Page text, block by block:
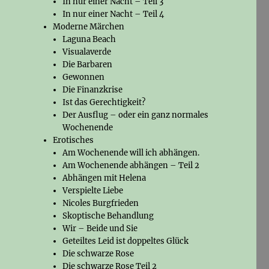
In nur einer Nacht – Teil 4
Moderne Märchen
Laguna Beach
Visualaverde
Die Barbaren
Gewonnen
Die Finanzkrise
Ist das Gerechtigkeit?
Der Ausflug – oder ein ganz normales
Wochenende
Erotisches
Am Wochenende will ich abhängen.
Am Wochenende abhängen – Teil 2
Abhängen mit Helena
Verspielte Liebe
Nicoles Burgfrieden
Skoptische Behandlung
Wir – Beide und Sie
Geteiltes Leid ist doppeltes Glück
Die schwarze Rose
Die schwarze Rose Teil 2